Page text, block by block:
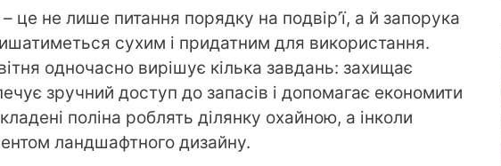
це не лише питання порядку на подвір’ї, а й запорука
сухим і придатним для використання.
одночасно вирішує кілька завдань: захищає
зручний доступ до запасів і допомагає економити
поліна роблять ділянку охайною, а інколи
ландшафтного дизайну.